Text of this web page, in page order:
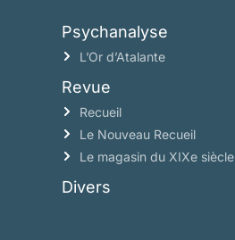
Psychanalyse
L’Or d’Atalante
Revue
Recueil
Le Nouveau Recueil
Le magasin du XIXe siècle
Divers